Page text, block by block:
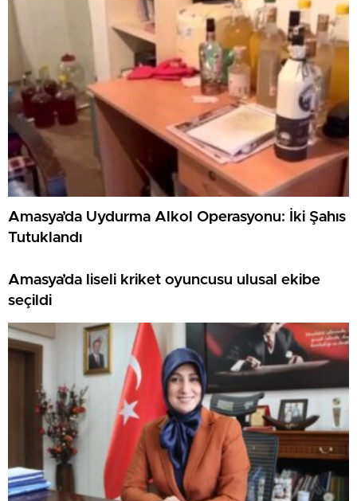
Amasya’da Uydurma Alkol Operasyonu: İki Şahıs
Tutuklandı
Amasya’da liseli kriket oyuncusu ulusal ekibe
seçildi